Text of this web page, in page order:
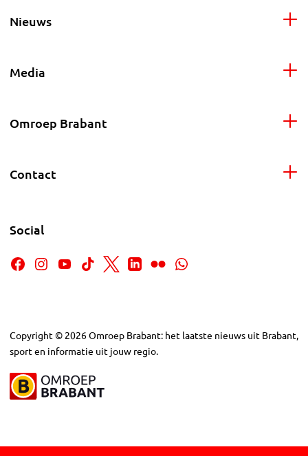
Nieuws
Media
Omroep Brabant
Contact
Social
Copyright © 2026Omroep Brabant: het laatste nieuws uit Brabant,
sport en informatie uit jouw regio.